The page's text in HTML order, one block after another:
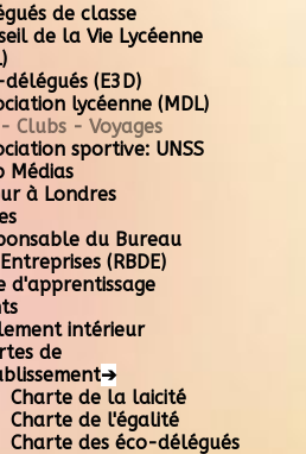
de classe
de la Vie Lycéenne
délégués (E3D)
lycéenne (MDL)
- Clubs - Voyages
sportive: UNSS
Médias
à Londres
du Bureau
(RBDE)
d'apprentissage
intérieur
de
➔
Charte de la laicité
Charte de l'égalité
Charte des éco-délégués